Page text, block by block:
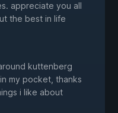
appreciate you all
the best in life
kuttenberg
my pocket, thanks
i like about